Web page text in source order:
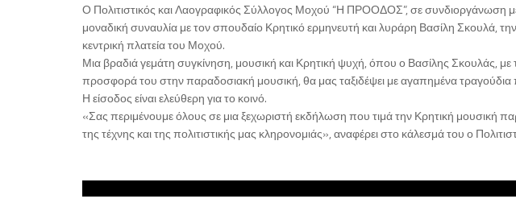
Ο Πολιτιστικός και Λαογραφικός Σύλλογος Μοχού “Η ΠΡΟΟΔΟΣ”, σε συνδιοργάνωση
μοναδική συναυλία με τον σπουδαίο Κρητικό ερμηνευτή και λυράρη Βασίλη Σκουλά,
κεντρική πλατεία του Μοχού.
Μια βραδιά γεμάτη συγκίνηση, μουσική και Κρητική ψυχή, όπου ο Βασίλης Σκουλάς, με
προσφορά του στην παραδοσιακή μουσική, θα μας ταξιδέψει με αγαπημένα τραγούδια
Η είσοδος είναι ελεύθερη για το κοινό.
«Σας περιμένουμε όλους σε μια ξεχωριστή εκδήλωση που τιμά την Κρητική μουσική
της τέχνης και της πολιτιστικής μας κληρονομιάς», αναφέρει στο κάλεσμά του ο